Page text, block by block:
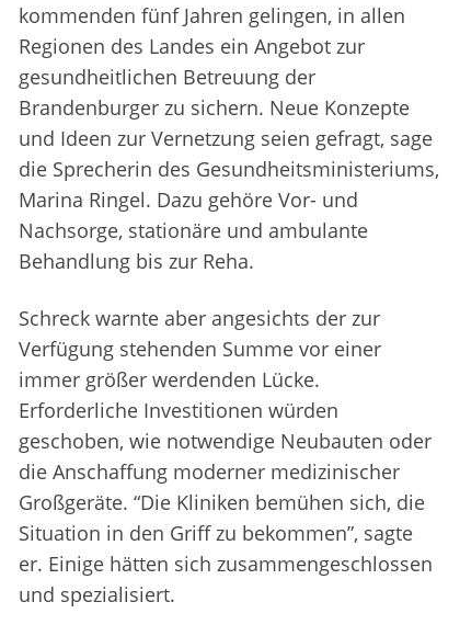
kommenden fünf Jahren gelingen, in allen
Regionen des Landes ein Angebot zur
gesundheitlichen Betreuung der
Brandenburger zu sichern. Neue Konzepte
und Ideen zur Vernetzung seien gefragt, sage
die Sprecherin des Gesundheitsministeriums,
Marina Ringel. Dazu gehöre Vor- und
Nachsorge, stationäre und ambulante
Behandlung bis zur Reha.
Schreck warnte aber angesichts der zur
Verfügung stehenden Summe vor einer
immer größer werdenden Lücke.
Erforderliche Investitionen würden
geschoben, wie notwendige Neubauten oder
die Anschaffung moderner medizinischer
Großgeräte. “Die Kliniken bemühen sich, die
Situation in den Griff zu bekommen”, sagte
er. Einige hätten sich zusammengeschlossen
und spezialisiert.